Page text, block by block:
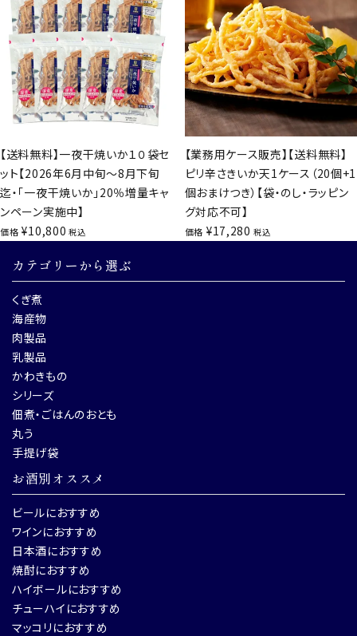
【送料無料】一夜干焼いか１０袋セ
ット【2026年6月中旬～8月下旬
迄・「一夜干焼いか」20％増量キャ
ンペーン実施中】
価格 ¥10,800 税込
【業務用ケース販売】【送料無料】
ピリ辛さきいか天1ケース（20個+1
個おまけつき）【袋・のし・ラッピン
グ対応不可】
価格 ¥17,280 税込
カテゴリーから選ぶ
くぎ煮
海産物
肉製品
乳製品
かわきもの
シリーズ
佃煮・ごはんのおとも
丸う
手提げ袋
お酒別オススメ
ビールにおすすめ
ワインにおすすめ
日本酒におすすめ
焼酎におすすめ
ハイボールにおすすめ
チューハイにおすすめ
マッコリにおすすめ